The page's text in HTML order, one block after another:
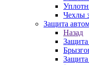
Чехлы
Защита
Назад
Защита